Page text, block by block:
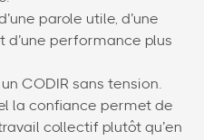
parole utile, d’une
performance plus
CODIR sans tension.
la confiance permet de
collectif plutôt qu’en